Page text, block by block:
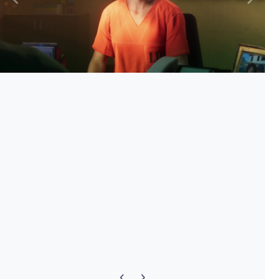
Previous carousel slide
Next carousel slide